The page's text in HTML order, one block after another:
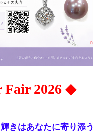
Fair 2026 ◆
きはあなたに寄り添う